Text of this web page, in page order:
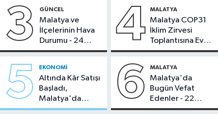
3 GÜNCEL
Malatya ve
İlçelerinin Hava
Durumu - 24
Temmuz 2026
4 MALATYA
Malatya COP31
İklim Zirvesi
Toplantısına Ev
Sahipliği Yaptı
5 EKONOMI
Altında Kâr Satışı
Başladı,
Malatya'da
Makas Ne
6 MALATYA
Malatya'da
Bugün Vefat
Edenler - 22
Temmuz 2026